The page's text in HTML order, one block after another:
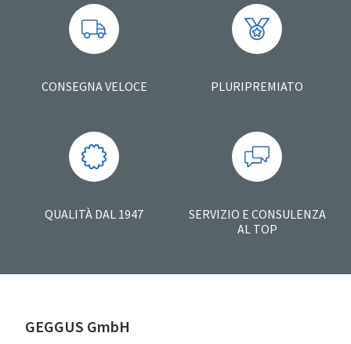
CONSEGNA VELOCE PLURIPREMIATO
QUALITÀ DAL 1947
SERVIZIO E CONSULENZA
AL TOP
GEGGUS GmbH